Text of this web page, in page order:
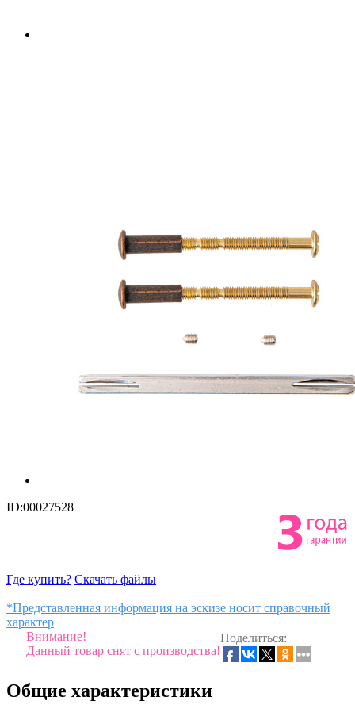
ID:00027528
Где купить? Скачать файлы
*Представленная информация на эскизе носит справочный
характер
Внимание!
Данный товар снят с производства!
Поделиться:
Общие характеристики